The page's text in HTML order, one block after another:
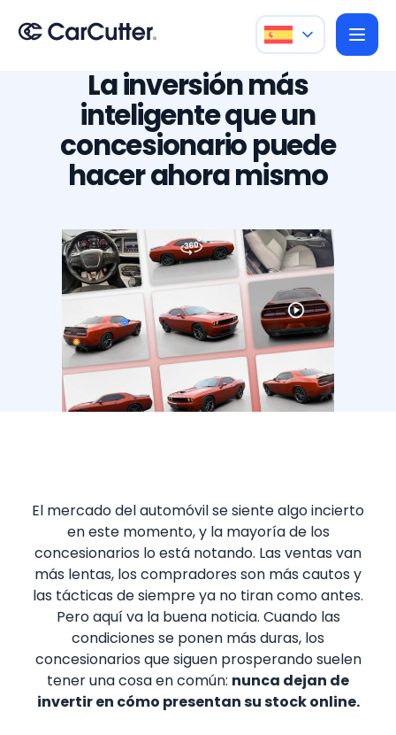
La inversión más
inteligente que un
concesionario puede
hacer ahora mismo
El mercado del automóvil se siente algo incierto
en este momento, y la mayoría de los
concesionarios lo está notando. Las ventas van
más lentas, los compradores son más cautos y
las tácticas de siempre ya no tiran como antes.
Pero aquí va la buena noticia. Cuando las
condiciones se ponen más duras, los
concesionarios que siguen prosperando suelen
tener una cosa en común: nunca dejan de
invertir en cómo presentan su stock online.